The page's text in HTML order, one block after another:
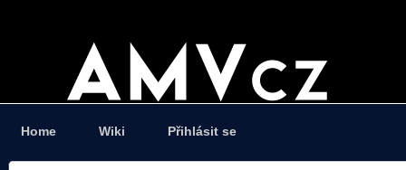
Home Wiki Přihlásit se